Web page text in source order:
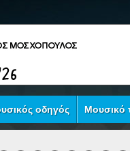
οδηγός Μουσικό